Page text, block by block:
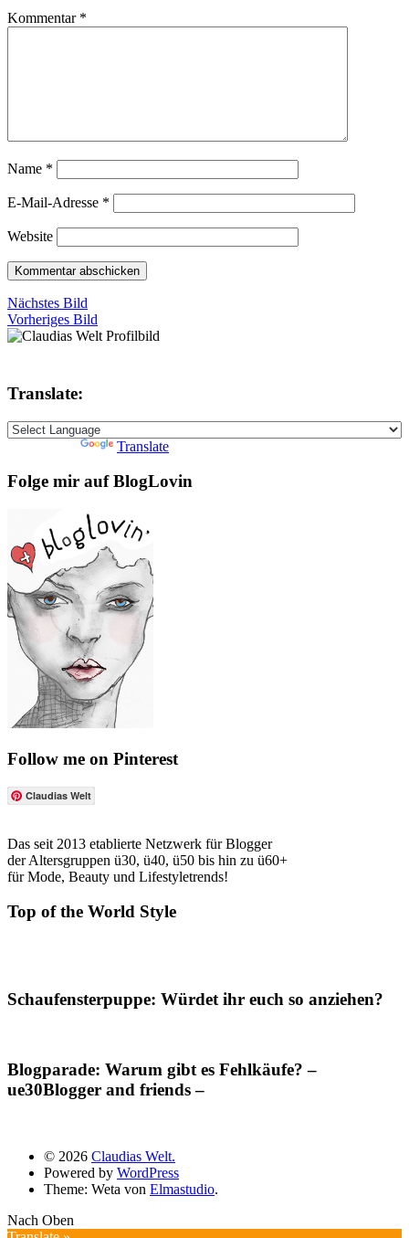
Kommentar *
Name *
E-Mail-Adresse *
Website
Nächstes Bild
Vorheriges Bild
Translate:
Translate
Folge mir auf BlogLovin
Follow me on Pinterest
Claudias Welt
Das seit 2013 etablierte Netzwerk für Blogger
der Altersgruppen ü30, ü40, ü50 bis hin zu ü60+
für Mode, Beauty und Lifestyletrends!
Top of the World Style
Schaufensterpuppe: Würdet ihr euch so anziehen?
Blogparade: Warum gibt es Fehlkäufe? –
ue30Blogger and friends –
© 2026 Claudias Welt.
Powered by WordPress
Theme: Weta von Elmastudio.
Nach Oben